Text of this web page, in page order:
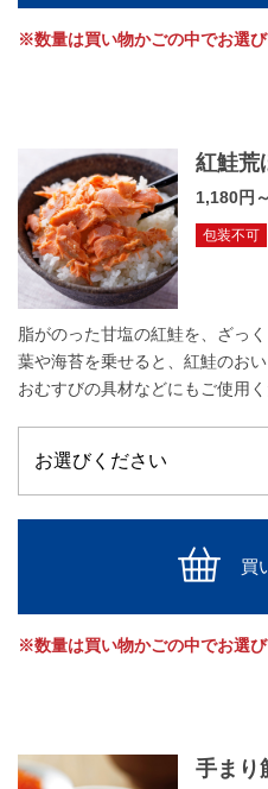
※数量は買い物かごの中でお選び
紅鮭荒
1,180円
包装不可
脂がのった甘塩の紅鮭を、ざっ
葉や海苔を乗せると、紅鮭のお
おむすびの具材などにもご使用く
買
※数量は買い物かごの中でお選び
手まり